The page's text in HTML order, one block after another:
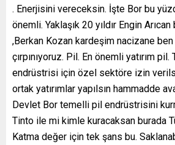
. Enerjisini vereceksin. İşte Bor bu
önemli. Yaklaşık 20 yıldır Engin
,Berkan Kozan kardeşim nacizane ben
çırpınıyoruz. Pil. En önemli yatırım pil.
endrüstrisi için özel sektöre izin
ortak yatırımlar yapılsın hammadde
Devlet Bor temelli pil endrüstrisini
Tinto ile mi kimle kuracaksan burada
Katma değer için tek şans bu.